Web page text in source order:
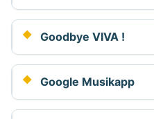
Goodbye VIVA !
Google Musikapp